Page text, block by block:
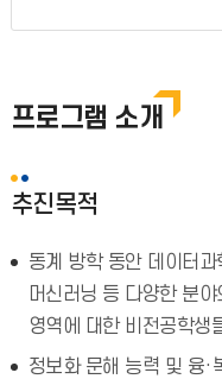
프로그램 소개
추진목적
동계 방학 동안 데이터
머신러닝 등 다양한 분
영역에 대한 비전공학생
정보화 문해 능력 및 융·